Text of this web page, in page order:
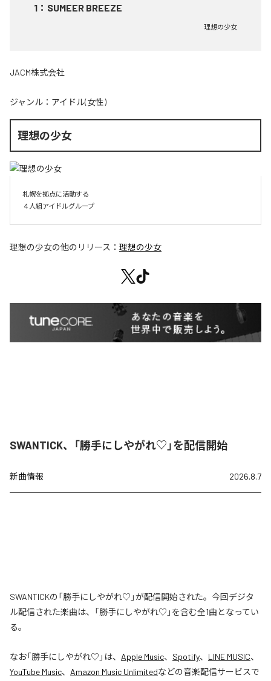
1 ： SUMEER BREEZE
理想の少女
JACM株式会社
ジャンル： アイドル(女性)
理想の少女
札幌を拠点に活動する
４人組アイドルグループ
理想の少女の他のリリース： 理想の少女
SWANTICK、「勝手にしやがれ♡」を配信開始
新曲情報 2026.8.7
SWANTICKの「勝手にしやがれ♡」が配信開始された。今回デジタ
ル配信された楽曲は、「勝手にしやがれ♡」を含む全1曲となってい
る。
なお「勝手にしやがれ♡ 」は、 Apple Music、 Spotify、 LINE MUSIC、
YouTube Music、 Amazon Music Unlimitedなどの音楽配信サービスで